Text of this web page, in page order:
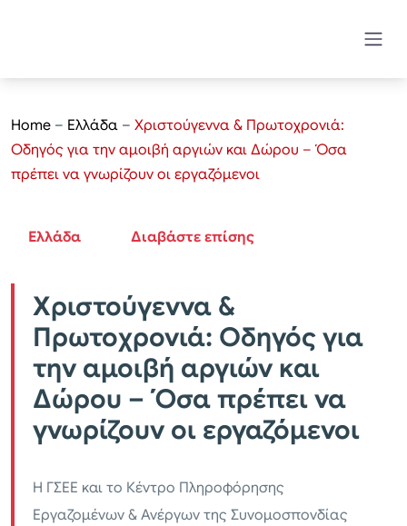
Home – Ελλάδα – Χριστούγεννα & Πρωτοχρονιά:
Οδηγός για την αμοιβή αργιών και Δώρου – Όσα
πρέπει να γνωρίζουν οι εργαζόμενοι
Ελλάδα Διαβάστε επίσης
Χριστούγεννα &
Πρωτοχρονιά: Οδηγός για
την αμοιβή αργιών και
Δώρου – Όσα πρέπει να
γνωρίζουν οι εργαζόμενοι
H ΓΣΕΕ και το Κέντρο Πληροφόρησης
Εργαζομένων & Ανέργων της Συνομοσπονδίας